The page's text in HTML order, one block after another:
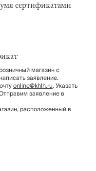
сертификатами
магазин с
заявление.
online@khlh.ru. Указать
заявление в
расположенный в